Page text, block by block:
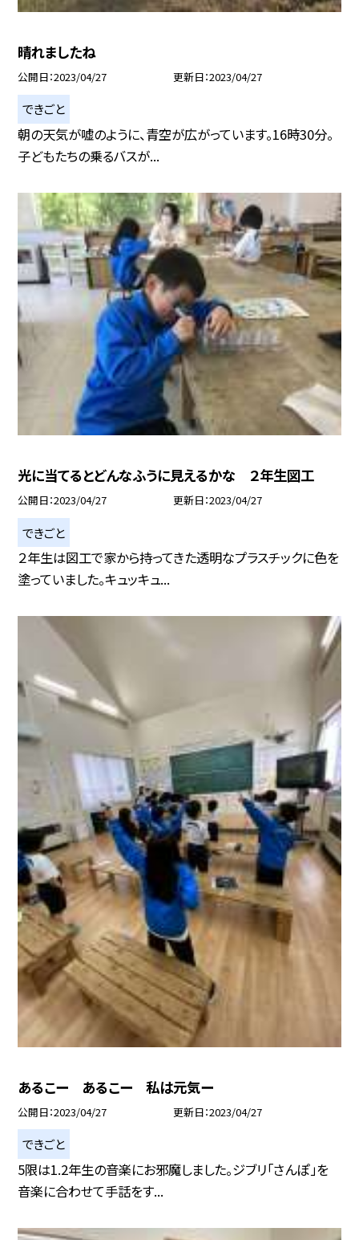
晴れましたね
公開日 2023/04/27 更新日 2023/04/27
できごと
朝の天気が嘘のように、青空が広がっています。16時30分。
子どもたちの乗るバスが...
光に当てるとどんなふうに見えるかな ２年生図工
公開日 2023/04/27 更新日 2023/04/27
できごと
２年生は図工で家から持ってきた透明なプラスチックに色を
塗っていました。キュッキュ...
あるこー あるこー 私は元気ー
公開日 2023/04/27 更新日 2023/04/27
できごと
5限は1.2年生の音楽にお邪魔しました。ジブリ「さんぽ」を
音楽に合わせて手話をす...